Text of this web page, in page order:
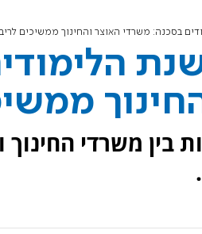
בסכנה: משרדי האוצר והחינוך ממשיכים לריב
בין משרדי